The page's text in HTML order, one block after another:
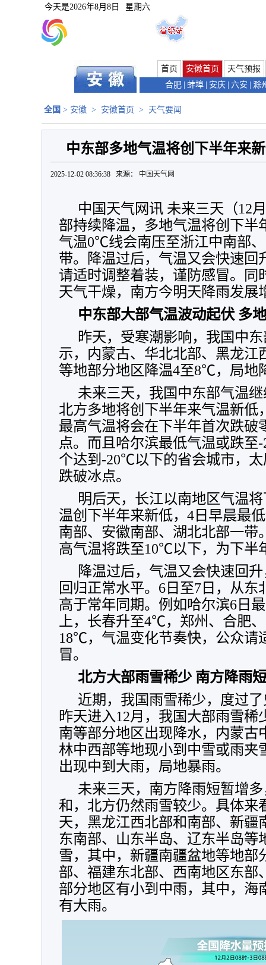
今天是2026年8月8日 星期六
首页 安徽首页
天气预报
合肥 蚌埠 安庆 六安 滁
全国 > 安徽 > 安徽首页 > 天气要闻
中东部多地气温将创下半年来
2025-12-02 08:36:38 来源： 中国天气网
中国天气网讯 未来三天（12
部持续降温，多地气温将创下半
气温0℃线会南压至浙江中南部
带。降温过后，气温又会快速回
请适时调整着装，谨防感冒。同
天气干燥，南方今明天降雨发展
中东部大部气温波动起伏 多
昨天，受寒潮影响，我国中
示， 内蒙古、华北北部、黑龙江
等地部分地区降温4至8℃，局地
未来三天，我国中东部气温
北方多地将创下半年来气温新低
最高气温将会在下半年首次跌
点。而且哈尔滨最低气温或跌
个达到-20℃以下的省会城市，
跌破冰点。
明后天，长江以南地区气温
温创下半年来新低，4日早晨最
南部、安徽南部、湖北北部一带
高气温将跌至10℃以下，为下半
降温过后，气温又会快速回
回归正常水平。6日至7日，从
高于常年同期。例如哈尔滨6日
上，长春升至4℃，郑州、合肥
18℃，气温变化节奏快，公众请
冒。
北方大部雨雪稀少 南方降雨
近期，我国雨雪稀少，度过
昨天进入12月，我国大部雨雪
南等部分地区出现降水， 内蒙古
林中西部等地现小到中雪或雨夹
出现中到大雨，局地暴雨。
未来三天，南方降雨短暂增
和，北方仍然雨雪较少。具体来
天， 黑龙江西北部和南部、新疆
东南部、山东半岛、辽东半岛等
雪，其中，新疆南疆盆地等地部
部、福建东北部、西南地区东部
部分地区有小到中雨，其中，海
有大雨。